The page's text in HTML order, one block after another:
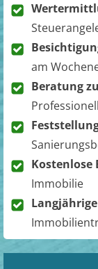
am
Beratung
Kostenlose
Immobilie